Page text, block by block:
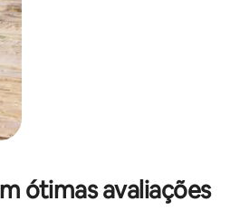
ótimas avaliações